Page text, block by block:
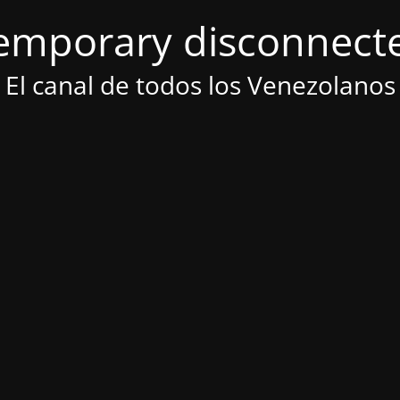
El canal de todos los Venezolanos